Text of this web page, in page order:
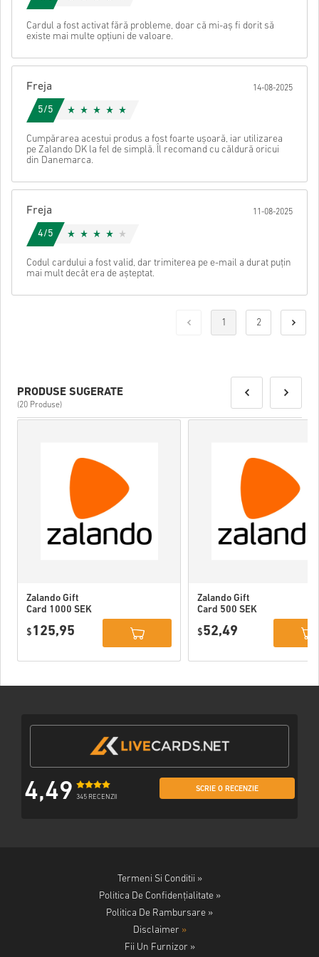
Cardul a fost activat fără probleme, doar că mi-aș fi dorit să
existe mai multe opțiuni de valoare.
Freja 14-08-2025
5/5
Cumpărarea acestui produs a fost foarte ușoară, iar utilizarea
pe Zalando DK la fel de simplă. Îl recomand cu căldură oricui
din Danemarca.
Freja 11-08-2025
4/5
Codul cardului a fost valid, dar trimiterea pe e-mail a durat puțin
mai mult decât era de așteptat.
1 2
PRODUSE SUGERATE
(20 Produse)
Zalando Gift
Card 1000 SEK
$ 125,95
Zalando Gift
Card 500 SEK
$52,49
4,49 345 RECENZII
SCRIE O RECENZIE
Termeni Si Conditii »
Politica De Confidențialitate »
Politica De Rambursare »
Disclaimer »
Fii Un Furnizor »